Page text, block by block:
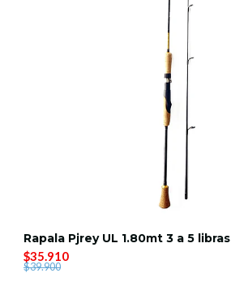
Rapala Pjrey UL 1.80mt 3 a 5 libras
$35.910
$39.900